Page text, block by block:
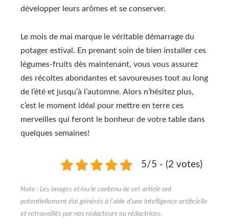
développer leurs arômes et se conserver.
Le mois de mai marque le véritable démarrage du
potager estival. En prenant soin de bien installer ces
légumes-fruits dès maintenant, vous vous assurez
des récoltes abondantes et savoureuses tout au long
de l’été et jusqu’à l’automne. Alors n’hésitez plus,
c’est le moment idéal pour mettre en terre ces
merveilles qui feront le bonheur de votre table dans
quelques semaines!
5/5 - (2 votes)